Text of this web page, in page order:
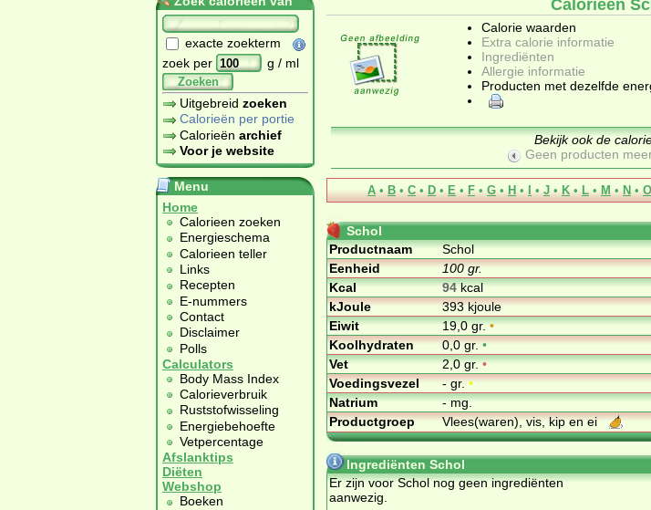
exacte zoekterm
zoek per
g / ml
Zoeken
Uitgebreid zoeken
Calorieën per portie
Calorieën archief
Voor je website
Menu
Home
Calorieen zoeken
Energieschema
Calorieen teller
Links
Recepten
E-nummers
Contact
Disclaimer
Polls
Calculators
Body Mass Index
Calorieverbruik
Ruststofwisseling
Energiebehoefte
Vetpercentage
Afslanktips
Diëten
Webshop
Boeken
Calorieën
Calorie waarden
Extra calorie informatie
Ingrediënten
Allergie informatie
Producten met dezelfde
Bekijk ook de
Geen producten
A • B • C • D • E • F • G • H • I • J • K • L • M • N • O
Schol
Productnaam
Schol
Eenheid
100 gr.
Kcal
94kcal
kJoule
393 kjoule
Eiwit
19,0 gr.•
Koolhydraten
0,0 gr.•
Vet
2,0 gr.•
Voedingsvezel
- gr.•
Natrium
- mg.
Productgroep
Vlees(waren), vis, kip en ei
Ingrediënten Schol
Er zijn voor Schol nog geen ingrediënten
aanwezig.